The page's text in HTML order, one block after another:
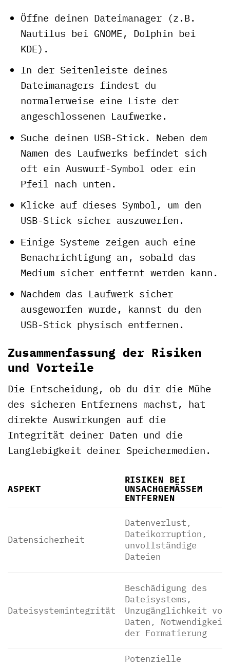
Öffne deinen Dateimanager (z.B.
Nautilus bei GNOME, Dolphin bei
KDE).
In der Seitenleiste deines
Dateimanagers findest du
normalerweise eine Liste der
angeschlossenen Laufwerke.
Suche deinen USB-Stick. Neben dem
Namen des Laufwerks befindet sich
oft ein Auswurf-Symbol oder ein
Pfeil nach unten.
Klicke auf dieses Symbol, um den
USB-Stick sicher auszuwerfen.
Einige Systeme zeigen auch eine
Benachrichtigung an, sobald das
Medium sicher entfernt werden kann.
Nachdem das Laufwerk sicher
ausgeworfen wurde, kannst du den
USB-Stick physisch entfernen.
Zusammenfassung der Risiken
und Vorteile
Die Entscheidung, ob du dir die Mühe
des sicheren Entfernens machst, hat
direkte Auswirkungen auf die
Integrität deiner Daten und die
Langlebigkeit deiner Speichermedien.
ASPEKT
RISIKEN BEI
UNSACHGEMÄSSEM E
NTFERNEN
Datensicherheit
Datenverlust,
Dateikorruption,
unvollständige
Dateien
Dateisystemintegrität
Beschädigung des
Dateisystems,
Unzugänglichkeit von
Daten, Notwendigkeit
der Formatierung
Potenzielle